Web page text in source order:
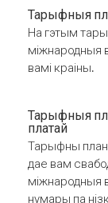
Тарыфныя
На гэтым
міжнародныя
вамі краіны.
Тарыфныя
платай
Тарыфны план
дае вам
міжнародныя
нумары па